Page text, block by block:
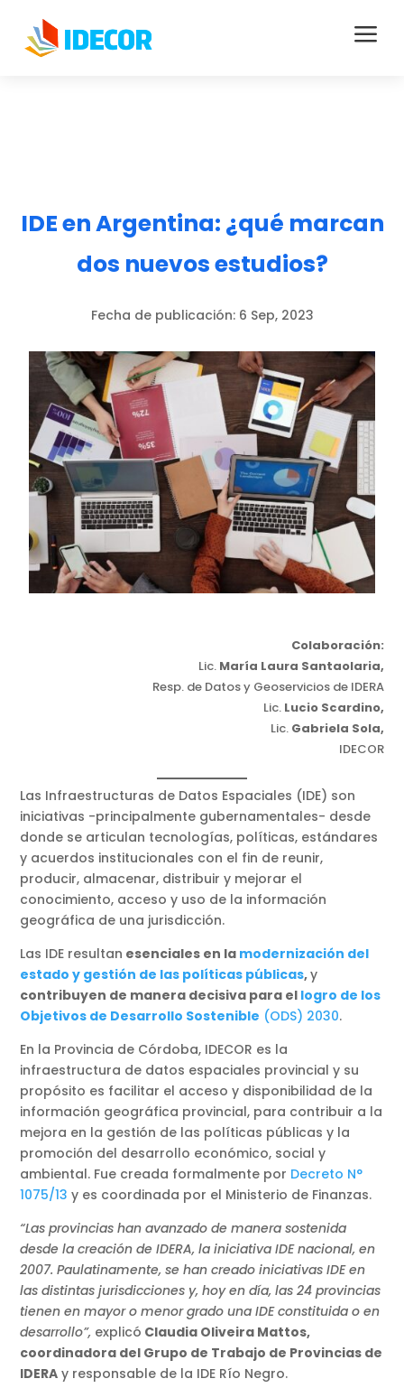
a
IDE en Argentina: ¿qué marcan
dos nuevos estudios?
Fecha de publicación: 6 Sep, 2023
Colaboración:
Lic. María Laura Santaolaria,
Resp. de Datos y Geoservicios de IDERA
Lic. Lucio Scardino,
Lic. Gabriela Sola,
IDECOR
Las Infraestructuras de Datos Espaciales (IDE) son
iniciativas -principalmente gubernamentales- desde
donde se articulan tecnologías, políticas, estándares
y acuerdos institucionales con el fin de reunir,
producir, almacenar, distribuir y mejorar el
conocimiento, acceso y uso de la información
geográfica de una jurisdicción.
Las IDE resultan esenciales en la modernización del
estado y gestión de las políticas públicas,y
contribuyen de manera decisiva para el logro de los
Objetivos de Desarrollo Sostenible (ODS) 2030.
En la Provincia de Córdoba, IDECOR es la
infraestructura de datos espaciales provincial y su
propósito es facilitar el acceso y disponibilidad de la
información geográfica provincial, para contribuir a la
mejora en la gestión de las políticas públicas y la
promoción del desarrollo económico, social y
ambiental. Fue creada formalmente por Decreto N°
1075/13 y es coordinada por el Ministerio de Finanzas.
“Las provincias han avanzado de manera sostenida
desde la creación de IDERA, la iniciativa IDE nacional, en
2007. Paulatinamente, se han creado iniciativas IDE en
las distintas jurisdicciones y, hoy en día, las 24 provincias
tienen en mayor o menor grado una IDE constituida o en
desarrollo”, explicó Claudia Oliveira Mattos,
coordinadora del Grupo de Trabajo de Provincias de
IDERA y responsable de la IDE Río Negro.